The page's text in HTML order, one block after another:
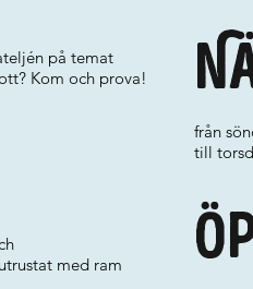
på temat
Kom och prova!
med ram
från
till